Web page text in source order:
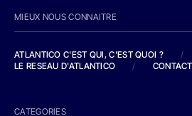
MIEUX NOUS CONNAITRE
ATLANTICO C'EST QUI, C'EST QUOI ?
/
LE RESEAU D'ATLANTICO
/ CONTACT
CATEGORIES